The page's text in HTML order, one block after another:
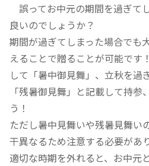
誤ってお中元の期間を過ぎて
良いのでしょうか？
期間が過ぎてしまった場合でも
えることで贈ることが可能です
して「暑中御見舞」、立秋を過
「残暑御見舞」と記載して持参
う！
ただし暑中見舞いや残暑見舞い
干異なるため注意する必要があり
適切な時期を外れると、お中元